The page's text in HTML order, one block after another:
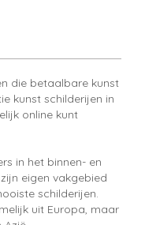
die betaalbare kunst
kunst schilderijen in
online kunt
in het binnen- en
eigen vakgebied
schilderijen.
uit Europa, maar